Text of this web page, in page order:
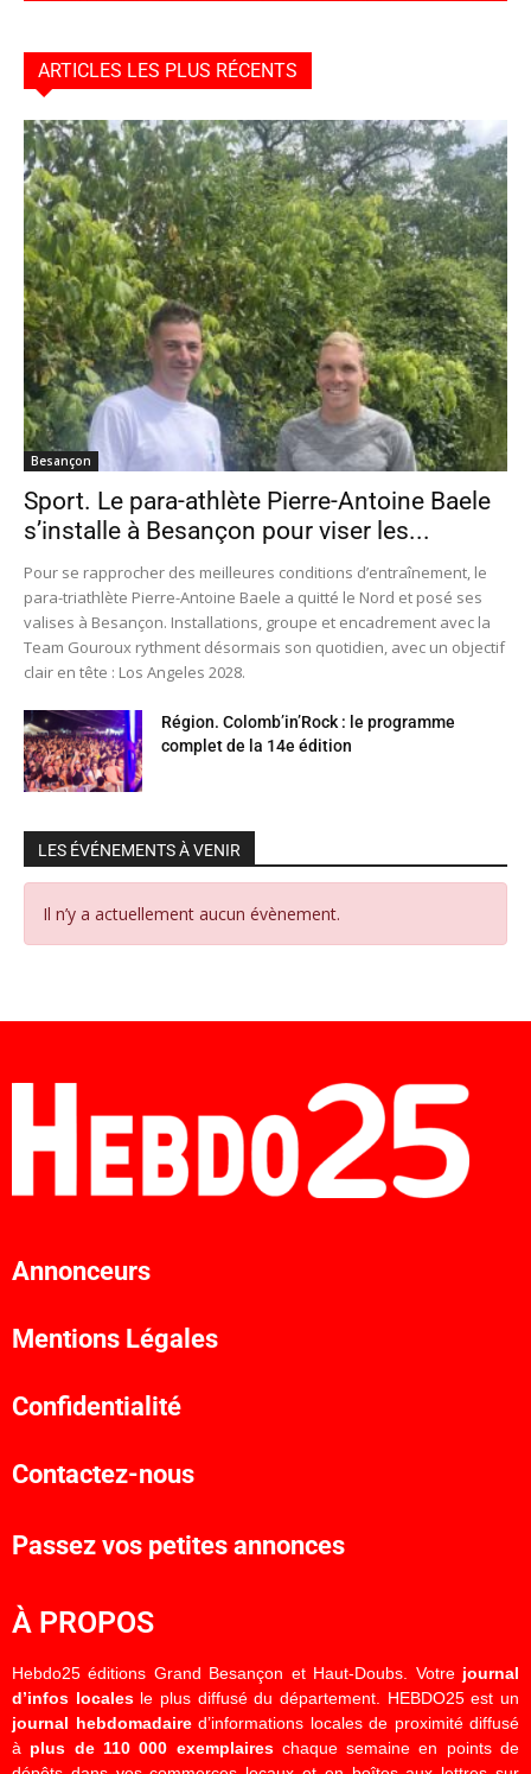
ARTICLES LES PLUS RÉCENTS
Besançon
Sport. Le para-athlète Pierre-Antoine Baele
s’installe à Besançon pour viser les...
Pour se rapprocher des meilleures conditions d’entraînement, le
para-triathlète Pierre-Antoine Baele a quitté le Nord et posé ses
valises à Besançon. Installations, groupe et encadrement avec la
Team Gouroux rythment désormais son quotidien, avec un objectif
clair en tête : Los Angeles 2028.
Région. Colomb’in’Rock : le programme
complet de la 14e édition
LES ÉVÉNEMENTS À VENIR
Il n’y a actuellement aucun évènement.
Annonceurs
Mentions Légales
Confidentialité
Contactez-nous
Passez vos petites annonces
À PROPOS
Hebdo25 éditions Grand Besançon et Haut-Doubs. Votre journal
d’infos localesle plus diffusé du département. HEBDO25 est un
journal hebdomadaired’informations locales de proximité diffusé
à plus de 110 000 exemplaireschaque semaine en points de